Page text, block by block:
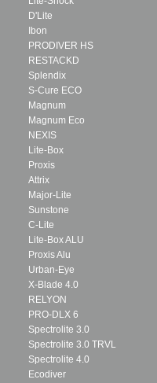
D'Lite
Ibon
PRODIVER HS
RESTACKD
Splendix
S-Cure ECO
Magnum
Magnum Eco
NEXIS
Lite-Box
Proxis
Attrix
Major-Lite
Sunstone
C-Lite
Lite-Box ALU
Proxis Alu
Urban-Eye
X-Blade 4.0
RELYON
PRO-DLX 6
Spectrolite 3.0
Spectrolite 3.0 TRVL
Spectrolite 4.0
Ecodiver